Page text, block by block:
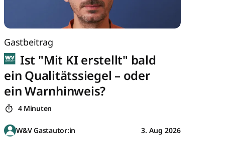
Gastbeitrag
Ist "Mit KI erstellt" bald
ein Qualitätssiegel – oder
ein Warnhinweis?
4 Minuten
W&V Gastautor:in 3. Aug 2026